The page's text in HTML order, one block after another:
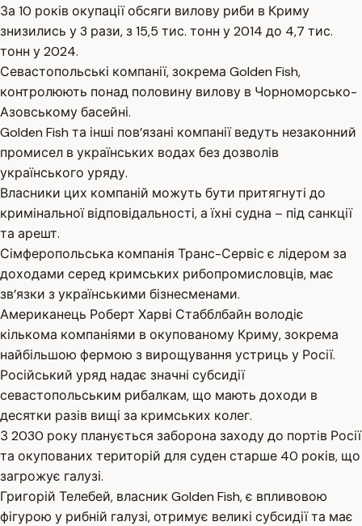
За 10 років окупації обсяги вилову риби в Криму
знизились у 3 рази, з 15,5 тис. тонн у 2014 до 4,7 тис.
тонн у 2024.
Севастопольські компанії, зокрема Golden Fish,
контролюють понад половину вилову в Чорноморсько-
Азовському басейні.
Golden Fish та інші пов’язані компанії ведуть незаконний
промисел в українських водах без дозволів
українського уряду.
Власники цих компаній можуть бути притягнуті до
кримінальної відповідальності, а їхні судна – під санкції
та арешт.
Сімферопольська компанія Транс-Сервіс є лідером за
доходами серед кримських рибопромисловців, має
зв’язки з українськими бізнесменами.
Американець Роберт Харві Стабблбайн володіє
кількома компаніями в окупованому Криму, зокрема
найбільшою фермою з вирощування устриць у Росії.
Російський уряд надає значні субсидії
севастопольським рибалкам, що мають доходи в
десятки разів вищі за кримських колег.
З 2030 року планується заборона заходу до портів Росії
та окупованих територій для суден старше 40 років, що
загрожує галузі.
Григорій Телебей, власник Golden Fish, є впливовою
фігурою у рибній галузі, отримує великі субсидії та має